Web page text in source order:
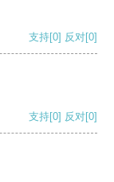
支持[0] 反对[0]
支持[0] 反对[0]